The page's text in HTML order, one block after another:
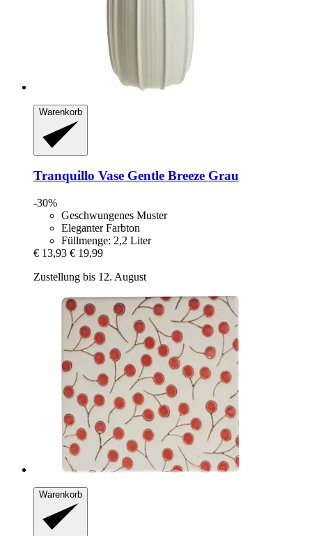
Warenkorb
Tranquillo Vase Gentle Breeze Grau
-30%
Geschwungenes Muster
Eleganter Farbton
Füllmenge: 2,2 Liter
€ 13,93 € 19,99
Zustellung bis 12. August
Warenkorb